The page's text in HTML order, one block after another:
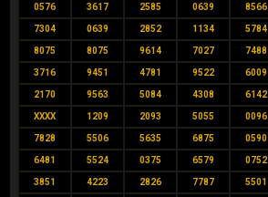
0576 3617 2585 0639 8566
7304 0639 2852 1134 5784
8075 8075 9614 7027 7488
3716 9451 4781 9522 6009
2170 9563 5084 4308 6142
XXXX 1209 2093 5055 0096
7828 5506 5635 6875 0590
6481 5524 0375 6579 0752
3851 4223 2826 7787 5501